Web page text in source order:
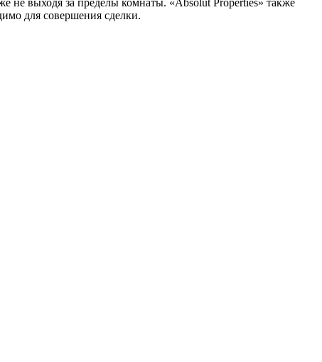
для совершения сделки.